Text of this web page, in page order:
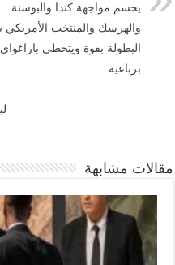
يحسم مواجهة كندا والبوسنة
والهرسك والمنتخب الأمريكي
البطولة بقوة ويتخطى باراغواي
برباعية
مقالات مشابهة